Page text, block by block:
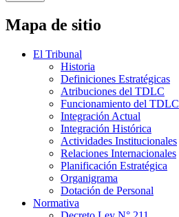
Mapa de sitio
El Tribunal
Historia
Definiciones Estratégicas
Atribuciones del TDLC
Funcionamiento del TDLC
Integración Actual
Integración Histórica
Actividades Institucionales
Relaciones Internacionales
Planificación Estratégica
Organigrama
Dotación de Personal
Normativa